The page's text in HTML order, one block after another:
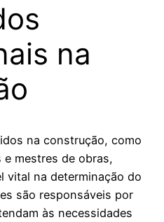
na
na construção, como
mestres de obras,
vital na determinação do
são responsáveis por
às necessidades